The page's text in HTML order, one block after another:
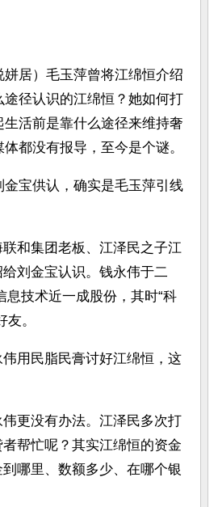
居）毛玉萍曾将江绵恒介绍
径认识的江绵恒？她如何打
活前是靠什么途径来维持奢
都没有报导，至今是个谜。
宝供认，确实是毛玉萍引线
和集团老板、江泽民之子江
刘金宝认识。钱永伟于二
技术近一成股份，其时“科
。
用民脂民膏讨好江绵恒，这
更没有办法。江泽民多次打
帮忙呢？其实江绵恒的资金
哪里、数额多少、在哪个银